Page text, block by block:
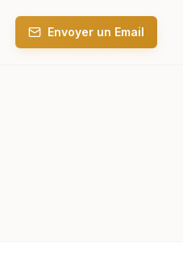
Envoyer un Email